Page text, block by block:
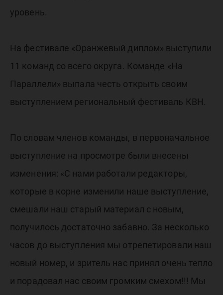
уровень.
На фестивале «Оранжевый диплом» выступили
11 команд со всего округа. Команде «На
Параллели» выпала честь открыть своим
выступлением региональный фестиваль КВН.
По словам членов команды, в первоначальное
выступление на просмотре были внесены
изменения: «С нами работали редакторы,
которые в корне изменили наше выступление,
смешали наш старый материал с новым,
получилось достаточно забавно. За несколько
часов до выступления мы отрепетировали наш
новый номер, и зритель нас принял очень тепло
и порадовал нас своим громким смехом!!! Мы